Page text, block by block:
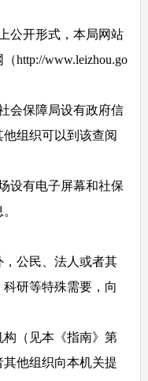
公开形式，本局网站
http://www.leizhou.go
会保障局设有政府信
组织可以到该查阅
设有电子屏幕和社保
公民、法人或者其
研等特殊需要，向
（见本《指南》第
他组织向本机关提